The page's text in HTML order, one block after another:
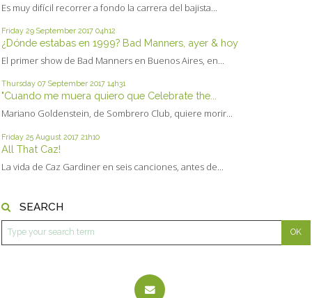
Es muy difícil recorrer a fondo la carrera del bajista...
Friday 29 September 2017 04h12
¿Dónde estabas en 1999? Bad Manners, ayer & hoy
El primer show de Bad Manners en Buenos Aires, en...
Thursday 07 September 2017 14h31
"Cuando me muera quiero que Celebrate the...
Mariano Goldenstein, de Sombrero Club, quiere morir...
Friday 25 August 2017 21h10
All That Caz!
La vida de Caz Gardiner en seis canciones, antes de...
SEARCH